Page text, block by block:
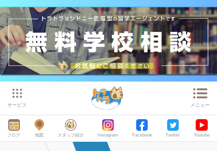
サービス メニュー
ブログ 地図 スタッフ紹介 Instagram Facebook Twitter Youtube